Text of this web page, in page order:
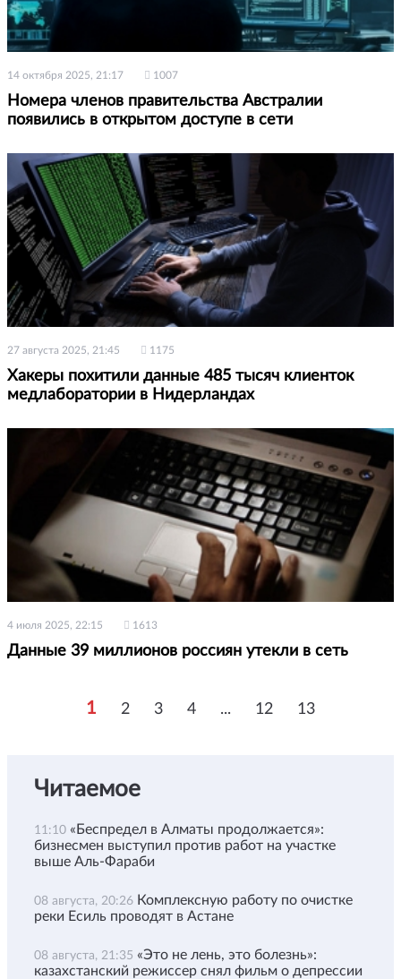
14 октября 2025, 21:17 1007
Номера членов правительства Австралии
появились в открытом доступе в сети
27 августа 2025, 21:45 1175
Хакеры похитили данные 485 тысяч клиенток
медлаборатории в Нидерландах
4 июля 2025, 22:15 1613
Данные 39 миллионов россиян утекли в сеть
1 2 3 4 ... 12 13
Читаемое
11:10 «Беспредел в Алматы продолжается»:
бизнесмен выступил против работ на участке
выше Аль-Фараби
08 августа, 20:26 Комплексную работу по очистке
реки Есиль проводят в Астане
08 августа, 21:35 «Это не лень, это болезнь»:
казахстанский режиссер снял фильм о депрессии